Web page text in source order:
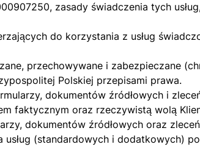
zasady świadczenia tych
do korzystania z usług
przechowywane i zabezpieczane
Polskiej przepisami prawa.
dokumentów źródłowych i
faktycznym oraz rzeczywistą wolą
dokumentów źródłowych oraz
(standardowych i dodatkowych)